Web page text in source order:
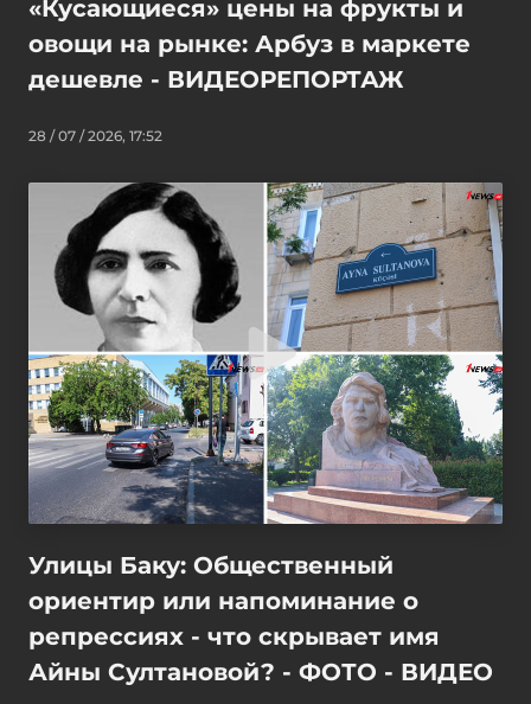
«Кусающиеся» цены на фрукты и
овощи на рынке: Арбуз в маркете
дешевле - ВИДЕОРЕПОРТАЖ
28 / 07 / 2026, 17:52
Улицы Баку: Общественный
ориентир или напоминание о
репрессиях - что скрывает имя
Айны Султановой? - ФОТО - ВИДЕО